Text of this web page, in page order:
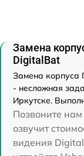
Замена
DigitalBat
Замена корпуса
- несложная
Иркутске.
Позвоните
озвучит
видения